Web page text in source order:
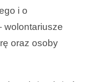
i o
wolontariusze
oraz osoby